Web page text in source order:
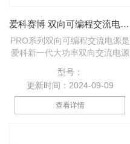
爱科赛博 双向可编程交流电源 PRO系列
PRO系列双向可编程交流电源是
爱科新一代大功率双向交流电源
著提升，采用全新外观，体积
小，重量轻，大幅提升客户端空
间利用率及使用灵活度。PRO系
列产品具备高精度、高动态、高
型号：
更新时间：2024-09-09
查看详情